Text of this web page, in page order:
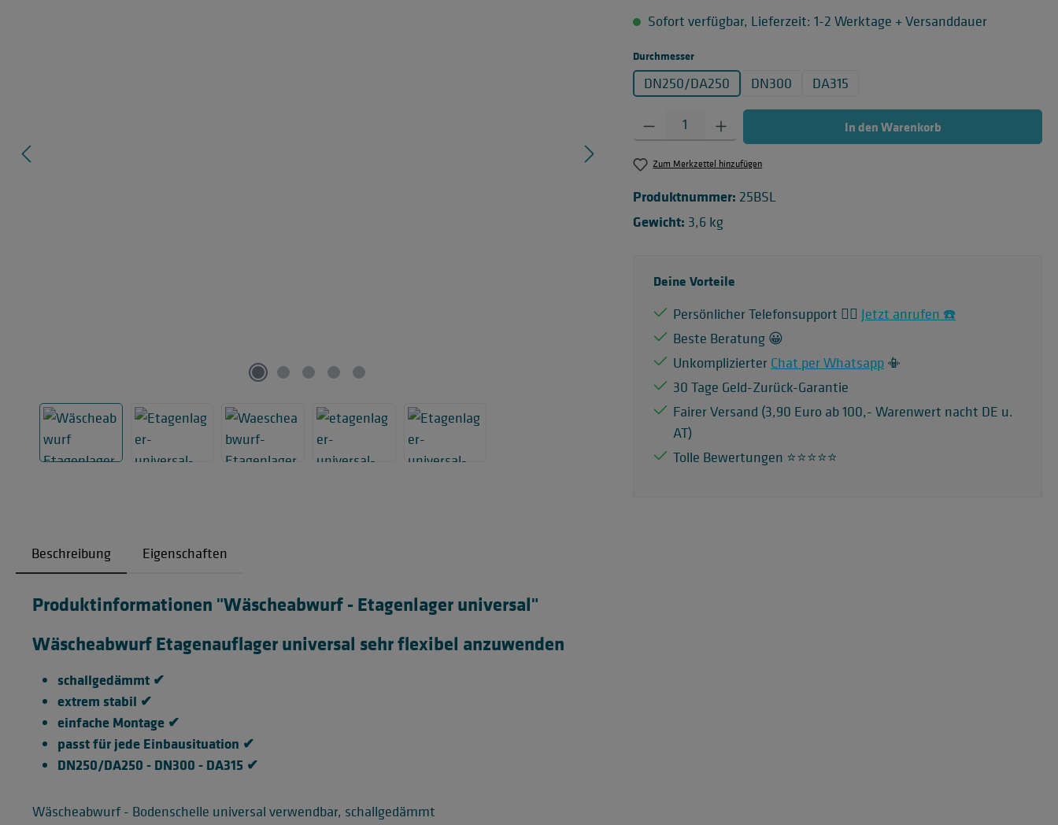
Sofort verfügbar, Lieferzeit: 1-2 Werktage + Versanddauer
Durchmesserauswählen
DN250/DA250 DN300 DA315
Produkt Anzahl: Gib den gewünschten Wert ein oder benutze die Schaltflächen um die Anzahl
In den Warenkorb
Zum Merkzettel hinzufügen
Produktnummer: 25BSL
Gewicht: 3,6 kg
Deine Vorteile
Persönlicher Telefonsupport 🙋‍♂️ Jetzt anrufen ☎️
Beste Beratung 😀
Unkomplizierter Chat per Whatsapp 📳
30 Tage Geld-Zurück-Garantie
Fairer Versand (3,90 Euro ab 100,- Warenwert nacht DE u.
AT)
Tolle Bewertungen ⭐️⭐️⭐️⭐️⭐️
Beschreibung Eigenschaften
Produktinformationen "Wäscheabwurf - Etagenlager universal"
Wäscheabwurf Etagenauflager universal sehr flexibel anzuwenden
schallgedämmt ✔
extrem stabil ✔
einfache Montage ✔
passt für jede Einbausituation ✔
DN250/DA250 - DN300 - DA315 ✔
Wäscheabwurf - Bodenschelle universal verwendbar, schallgedämmt